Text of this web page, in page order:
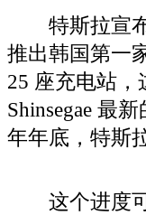
特斯拉宣布
推出韩国第一
25 座充电站
Shinsegae 最
年年底，特斯
这个进度可